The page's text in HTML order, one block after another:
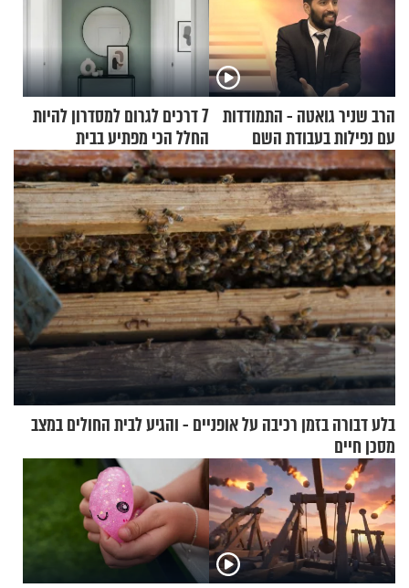
הרב שניר גואטה - התמודדות
עם נפילות בעבודת השם
7 דרכים לגרום למסדרון להיות
החלל הכי מפתיע בבית
בלע דבורה בזמן רכיבה על אופניים - והגיע לבית החולים במצב
מסכן חיים